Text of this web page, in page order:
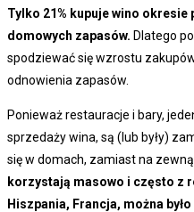
Tylko 21% kupuje wino
domowych zapasów. Dlatego
spodziewać się wzrostu
odnowienia zapasów.
Ponieważ restauracje i bary,
sprzedaży wina, są (lub były)
się w domach, zamiast na
korzystają masowo i często z
Hiszpania, Francja, można